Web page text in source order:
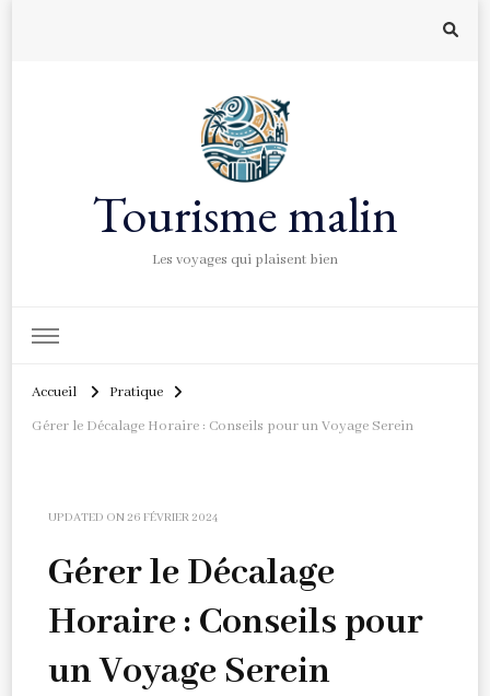
Tourisme malin
Les voyages qui plaisent bien
Accueil
Pratique
Gérer le Décalage Horaire : Conseils pour un Voyage Serein
UPDATED ON26 FÉVRIER 2024
Gérer le Décalage
Horaire : Conseils pour
un Voyage Serein